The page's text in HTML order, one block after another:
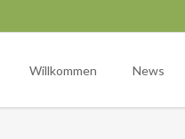
Willkommen News